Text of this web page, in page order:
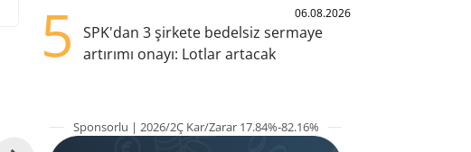
5 06.08.2026
SPK'dan 3 şirkete bedelsiz sermaye
artırımı onayı: Lotlar artacak
Sponsorlu | 2026/2Ç Kar/Zarar 17.84%-82.16%